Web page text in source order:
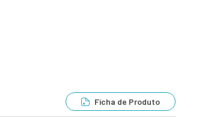
Ficha de Produto